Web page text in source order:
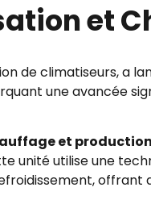
et
de climatiseurs, a
une avancée
et
unité utilise une
offrant